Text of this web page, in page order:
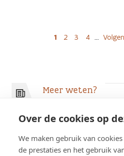
Over de cookies op
We maken gebruik van
de prestaties en het gebruik
1 2 3 4 …
Meer weten?
Pers
Journalisten kunnen